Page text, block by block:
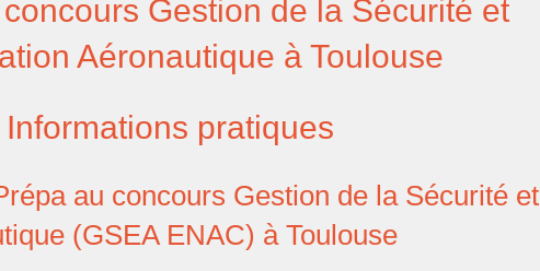
Gestion de la Sécurité et
Aéronautique à Toulouse
Informations pratiques
au concours Gestion de la Sécurité et
(GSEA ENAC) à Toulouse